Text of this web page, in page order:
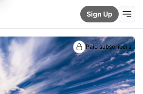
Sign Up
Paid subscribers